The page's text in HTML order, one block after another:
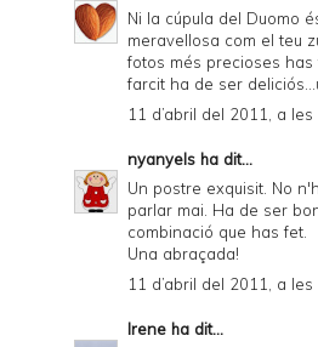
Ni la cúpula del Duomo
meravellosa com el teu
fotos més precioses has
farcit ha de ser
11 d’abril del 2011, a les
nyanyels ha dit...
Un postre exquisit. No
parlar mai. Ha de ser
combinació que has fet.
Una abraçada!
11 d’abril del 2011, a les
Irene ha dit...